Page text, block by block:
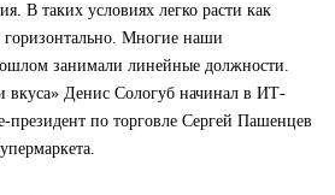
В таких условиях легко расти как
горизонтально. Многие наши
занимали линейные должности.
вкуса» Денис Сологуб начинал в ИТ-
президент по торговле Сергей Пашенцев